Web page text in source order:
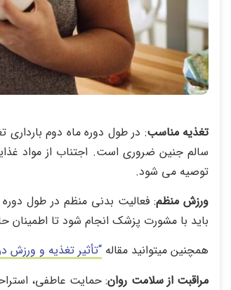
تغذیه مناسب: در طول دوره ماه دوم بارداری
سالم جنین ضروری است. اجتناب از مواد
توصیه می‌ شود.
ورزش منظم: فعالیت بدنی منظم در طول
باید با مشورت پزشک انجام شود تا
همچنین میتوانید مقاله “تأثیر تغذیه و ورزش
مراقبت از سلامت روان: حمایت عاطفی،